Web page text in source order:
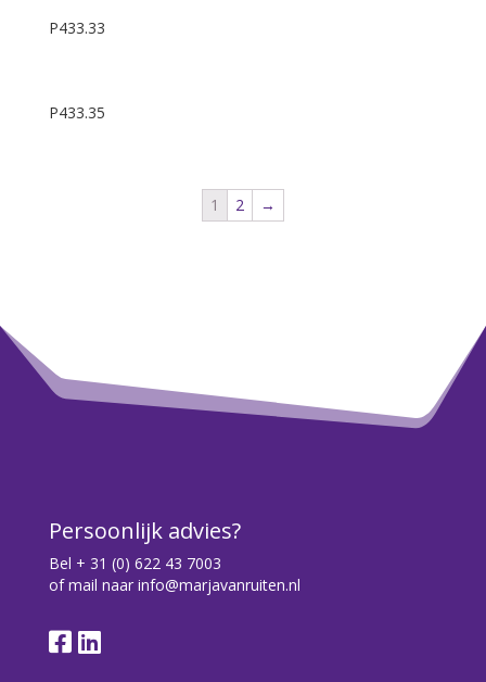
P433.33
P433.35
1 2 →
Persoonlijk advies?
Bel + 31 (0) 622 43 7003
of mail naar info@marjavanruiten.nl